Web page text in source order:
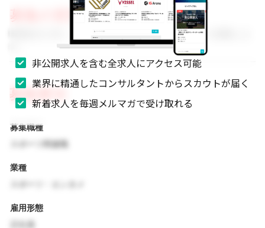
募集の背景
事業拡大に伴い、組織体制を強化するためのメンバーを募集しま
募集要項
募集職種
スポーツ関連職
業種
雇用形態
非公開求人を含む全求人にアクセス可能
業界に精通したコンサルタントからスカウトが届く
新着求人を毎週メルマガで受け取れる